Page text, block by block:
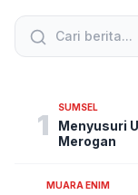
1
SUMSEL
Menyusuri
Merogan
MUARA ENIM